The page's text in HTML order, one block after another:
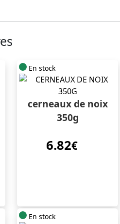
En stock
cerneaux de noix
350g
6.82€
En stock